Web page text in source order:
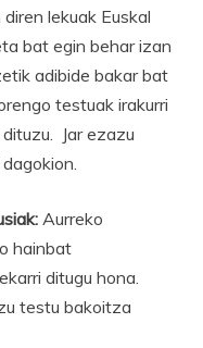
lekuak Euskal
bat egin behar izan
adibide bakar bat
testuak irakurri
Jar ezazu
Aurreko
hainbat
ditugu hona.
testu bakoitza